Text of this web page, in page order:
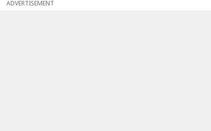
ADVERTISEMENT